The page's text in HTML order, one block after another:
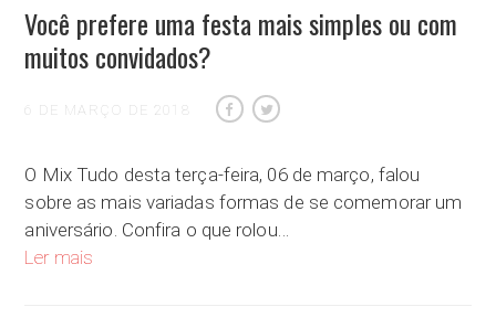
Você prefere uma festa mais simples ou com
muitos convidados?
6 DE MARÇO DE 2018
O Mix Tudo desta terça-feira, 06 de março, falou
sobre as mais variadas formas de se comemorar um
aniversário. Confira o que rolou…
Ler mais